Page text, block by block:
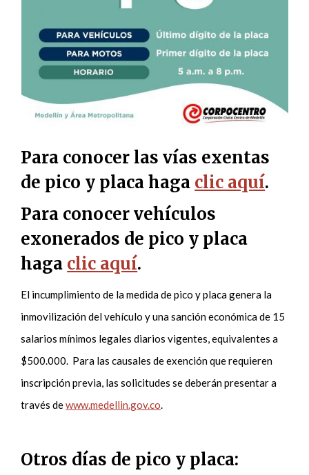
Para conocer las vías exentas
de pico y placa haga clic aquí.
Para conocer vehículos
exonerados de pico y placa
haga clic aquí.
El incumplimiento de la medida de pico y placa genera la
inmovilización del vehículo y una sanción económica de 15
salarios mínimos legales diarios vigentes, equivalentes a
$500.000. Para las causales de exención que requieren
inscripción previa, las solicitudes se deberán presentar a
través dewww.medellin.gov.co.
Otros días de pico y placa: